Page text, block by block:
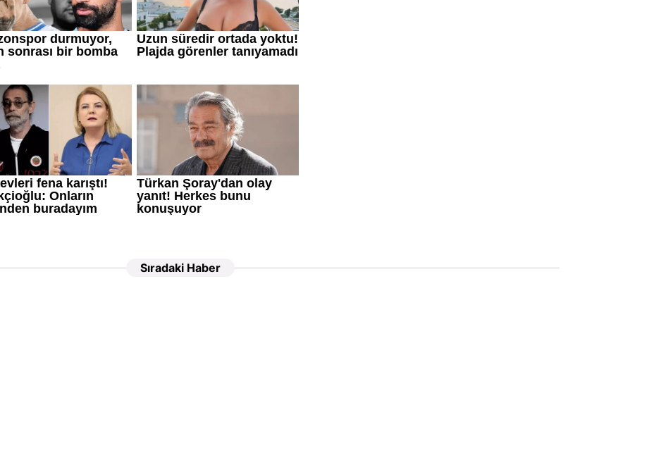
Sıradaki Haber